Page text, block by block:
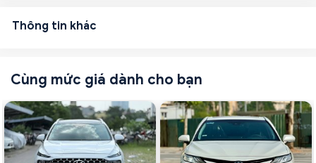
Thông tin khác
Cùng mức giá dành cho bạn